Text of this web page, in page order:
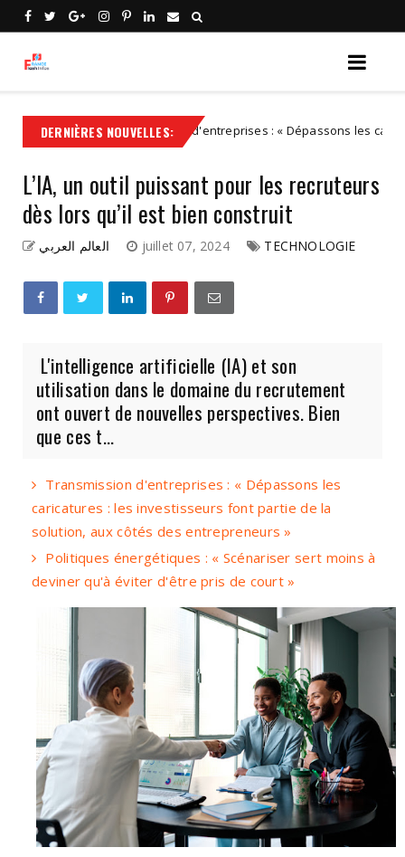
DERNIÈRES NOUVELLES:
Transmission d'entreprises : « Dépassons les caricatures :
L’IA, un outil puissant pour les recruteurs
dès lors qu’il est bien construit
العالم العربي juillet 07, 2024 TECHNOLOGIE
L'intelligence artificielle (IA) et son
utilisation dans le domaine du recrutement
ont ouvert de nouvelles perspectives. Bien
que ces t...
Transmission d'entreprises : « Dépassons les
caricatures : les investisseurs font partie de la
solution, aux côtés des entrepreneurs »
Politiques énergétiques : « Scénariser sert moins à
deviner qu'à éviter d'être pris de court »